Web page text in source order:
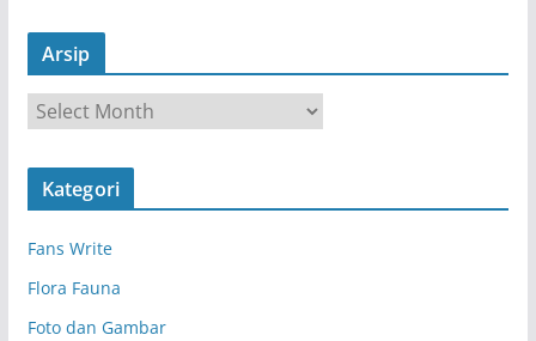
Arsip
s
Kategori
Fans Write
Flora Fauna
Foto dan Gambar